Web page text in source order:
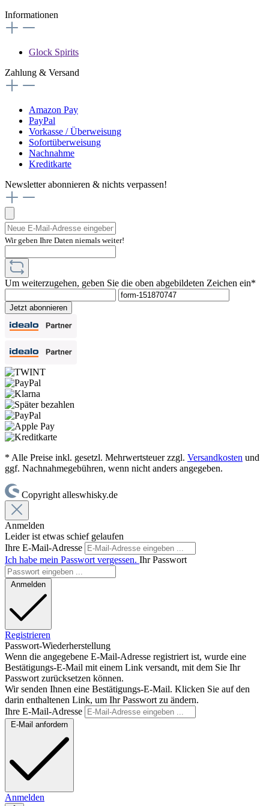
Informationen
Glock Spirits
Zahlung & Versand
Amazon Pay
PayPal
Vorkasse / Überweisung
Sofortüberweisung
Nachnahme
Kreditkarte
Newsletter abonnieren & nichts verpassen!
Wir geben Ihre Daten niemals weiter!
Um weiterzugehen, geben Sie die oben abgebildeten Zeichen ein*
Jetzt abonnieren
* Alle Preise inkl. gesetzl. Mehrwertsteuer zzgl. Versandkosten und
ggf. Nachnahmegebühren, wenn nicht anders angegeben.
Copyright alleswhisky.de
Anmelden
Leider ist etwas schief gelaufen
Ihre E-Mail-Adresse
Ich habe mein Passwort vergessen. Ihr Passwort
Anmelden
Registrieren
Passwort-Wiederherstellung
Wenn die angegebene E-Mail-Adresse registriert ist, wurde eine
Bestätigungs-E-Mail mit einem Link versandt, mit dem Sie Ihr
Passwort zurücksetzen können.
Wir senden Ihnen eine Bestätigungs-E-Mail. Klicken Sie auf den
darin enthaltenen Link, um Ihr Passwort zu ändern.
Ihre E-Mail-Adresse
E-Mail anfordern
Anmelden